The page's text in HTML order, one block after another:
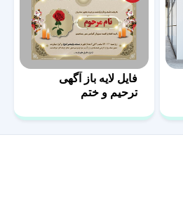
فایل لایه باز آگهی
ترحیم و ختم